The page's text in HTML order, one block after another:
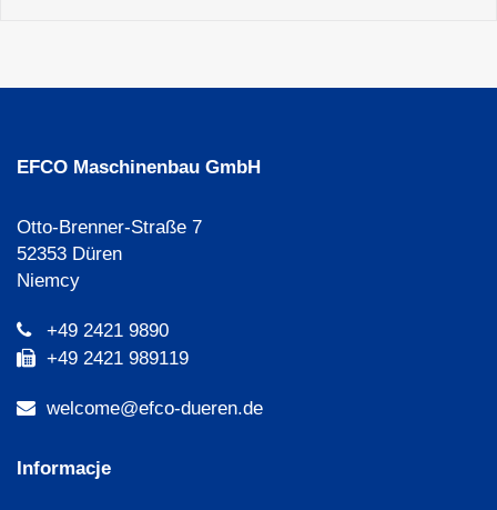
EFCO Maschinenbau GmbH
Otto-Brenner-Straße 7
52353 Düren
Niemcy
+49 2421 9890
+49 2421 989119
welcome@efco-dueren.de
Informacje